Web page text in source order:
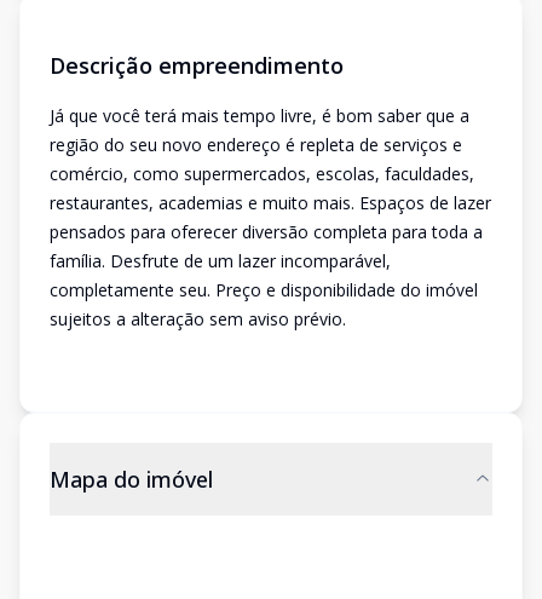
Descrição empreendimento
Já que você terá mais tempo livre, é bom saber que a
região do seu novo endereço é repleta de serviços e
comércio, como supermercados, escolas, faculdades,
restaurantes, academias e muito mais. Espaços de lazer
pensados para oferecer diversão completa para toda a
família. Desfrute de um lazer incomparável,
completamente seu. Preço e disponibilidade do imóvel
sujeitos a alteração sem aviso prévio.
Mapa do imóvel